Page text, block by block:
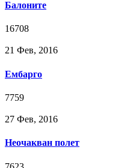
Балоните
16708
21 Фев, 2016
Ембарго
7759
27 Фев, 2016
Неочакван полет